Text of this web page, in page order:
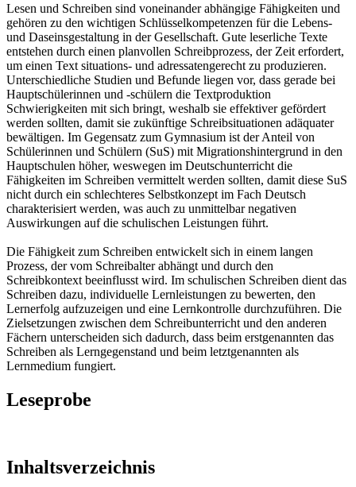
Lesen und Schreiben sind voneinander abhängige Fähigkeiten und
gehören zu den wichtigen Schlüsselkompetenzen für die Lebens-
und Daseinsgestaltung in der Gesellschaft. Gute leserliche Texte
entstehen durch einen planvollen Schreibprozess, der Zeit erfordert,
um einen Text situations- und adressatengerecht zu produzieren.
Unterschiedliche Studien und Befunde liegen vor, dass gerade bei
Hauptschülerinnen und -schülern die Textproduktion
Schwierigkeiten mit sich bringt, weshalb sie effektiver gefördert
werden sollten, damit sie zukünftige Schreibsituationen adäquater
bewältigen. Im Gegensatz zum Gymnasium ist der Anteil von
Schülerinnen und Schülern (SuS) mit Migrationshintergrund in den
Hauptschulen höher, weswegen im Deutschunterricht die
Fähigkeiten im Schreiben vermittelt werden sollten, damit diese SuS
nicht durch ein schlechteres Selbstkonzept im Fach Deutsch
charakterisiert werden, was auch zu unmittelbar negativen
Auswirkungen auf die schulischen Leistungen führt.
Die Fähigkeit zum Schreiben entwickelt sich in einem langen
Prozess, der vom Schreibalter abhängt und durch den
Schreibkontext beeinflusst wird. Im schulischen Schreiben dient das
Schreiben dazu, individuelle Lernleistungen zu bewerten, den
Lernerfolg aufzuzeigen und eine Lernkontrolle durchzuführen. Die
Zielsetzungen zwischen dem Schreibunterricht und den anderen
Fächern unterscheiden sich dadurch, dass beim erstgenannten das
Schreiben als Lerngegenstand und beim letztgenannten als
Lernmedium fungiert.
Leseprobe
Inhaltsverzeichnis